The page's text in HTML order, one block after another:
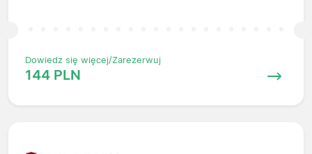
Dowiedz się więcej/Zarezerwuj
144 PLN